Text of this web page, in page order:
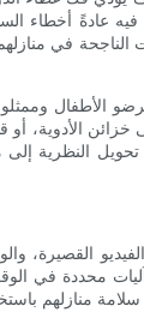
عادةً أخطاء
في
الأطفال
الأدوية،
النظرية إلى
القصيرة،
محددة في